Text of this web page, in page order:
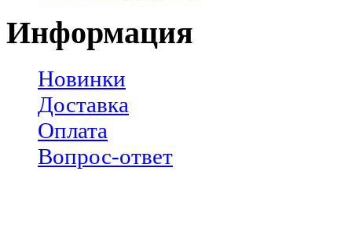
Информация
Новинки
Доставка
Оплата
Вопрос-ответ